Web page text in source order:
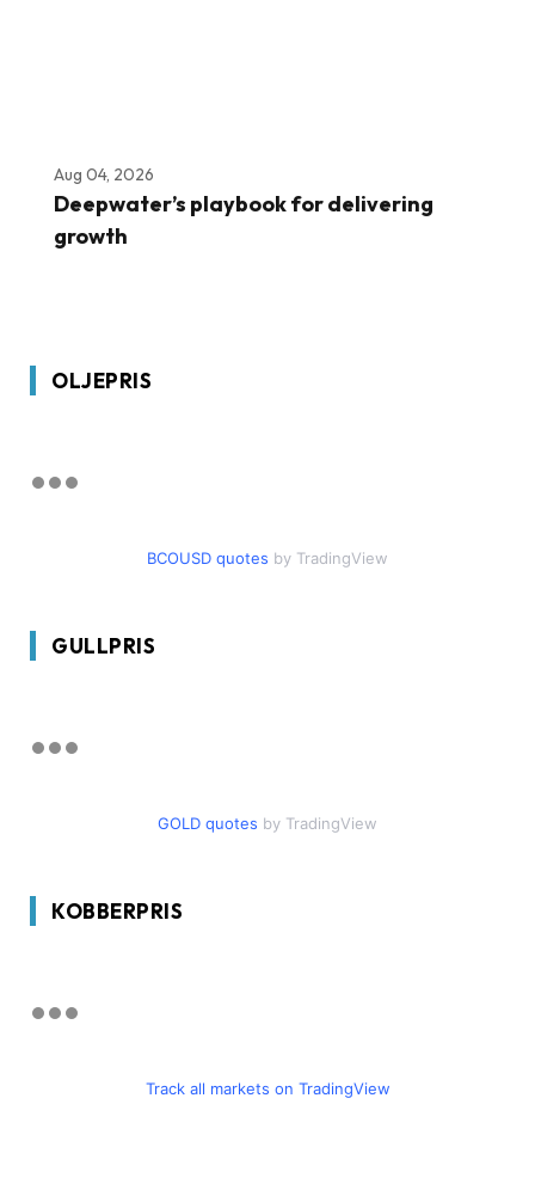
Aug 04, 2026
Deepwater’s playbook for delivering
growth
OLJEPRIS
BCOUSD quotes by TradingView
GULLPRIS
GOLD quotes by TradingView
KOBBERPRIS
Track all markets on TradingView